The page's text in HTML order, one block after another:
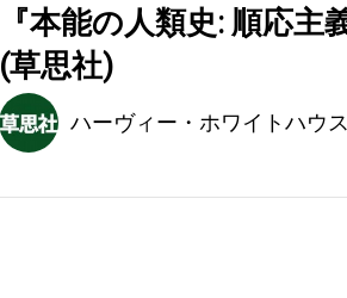
『本能の人類史: 順応
(草思社)
ハーヴィー・ホワイトハウ